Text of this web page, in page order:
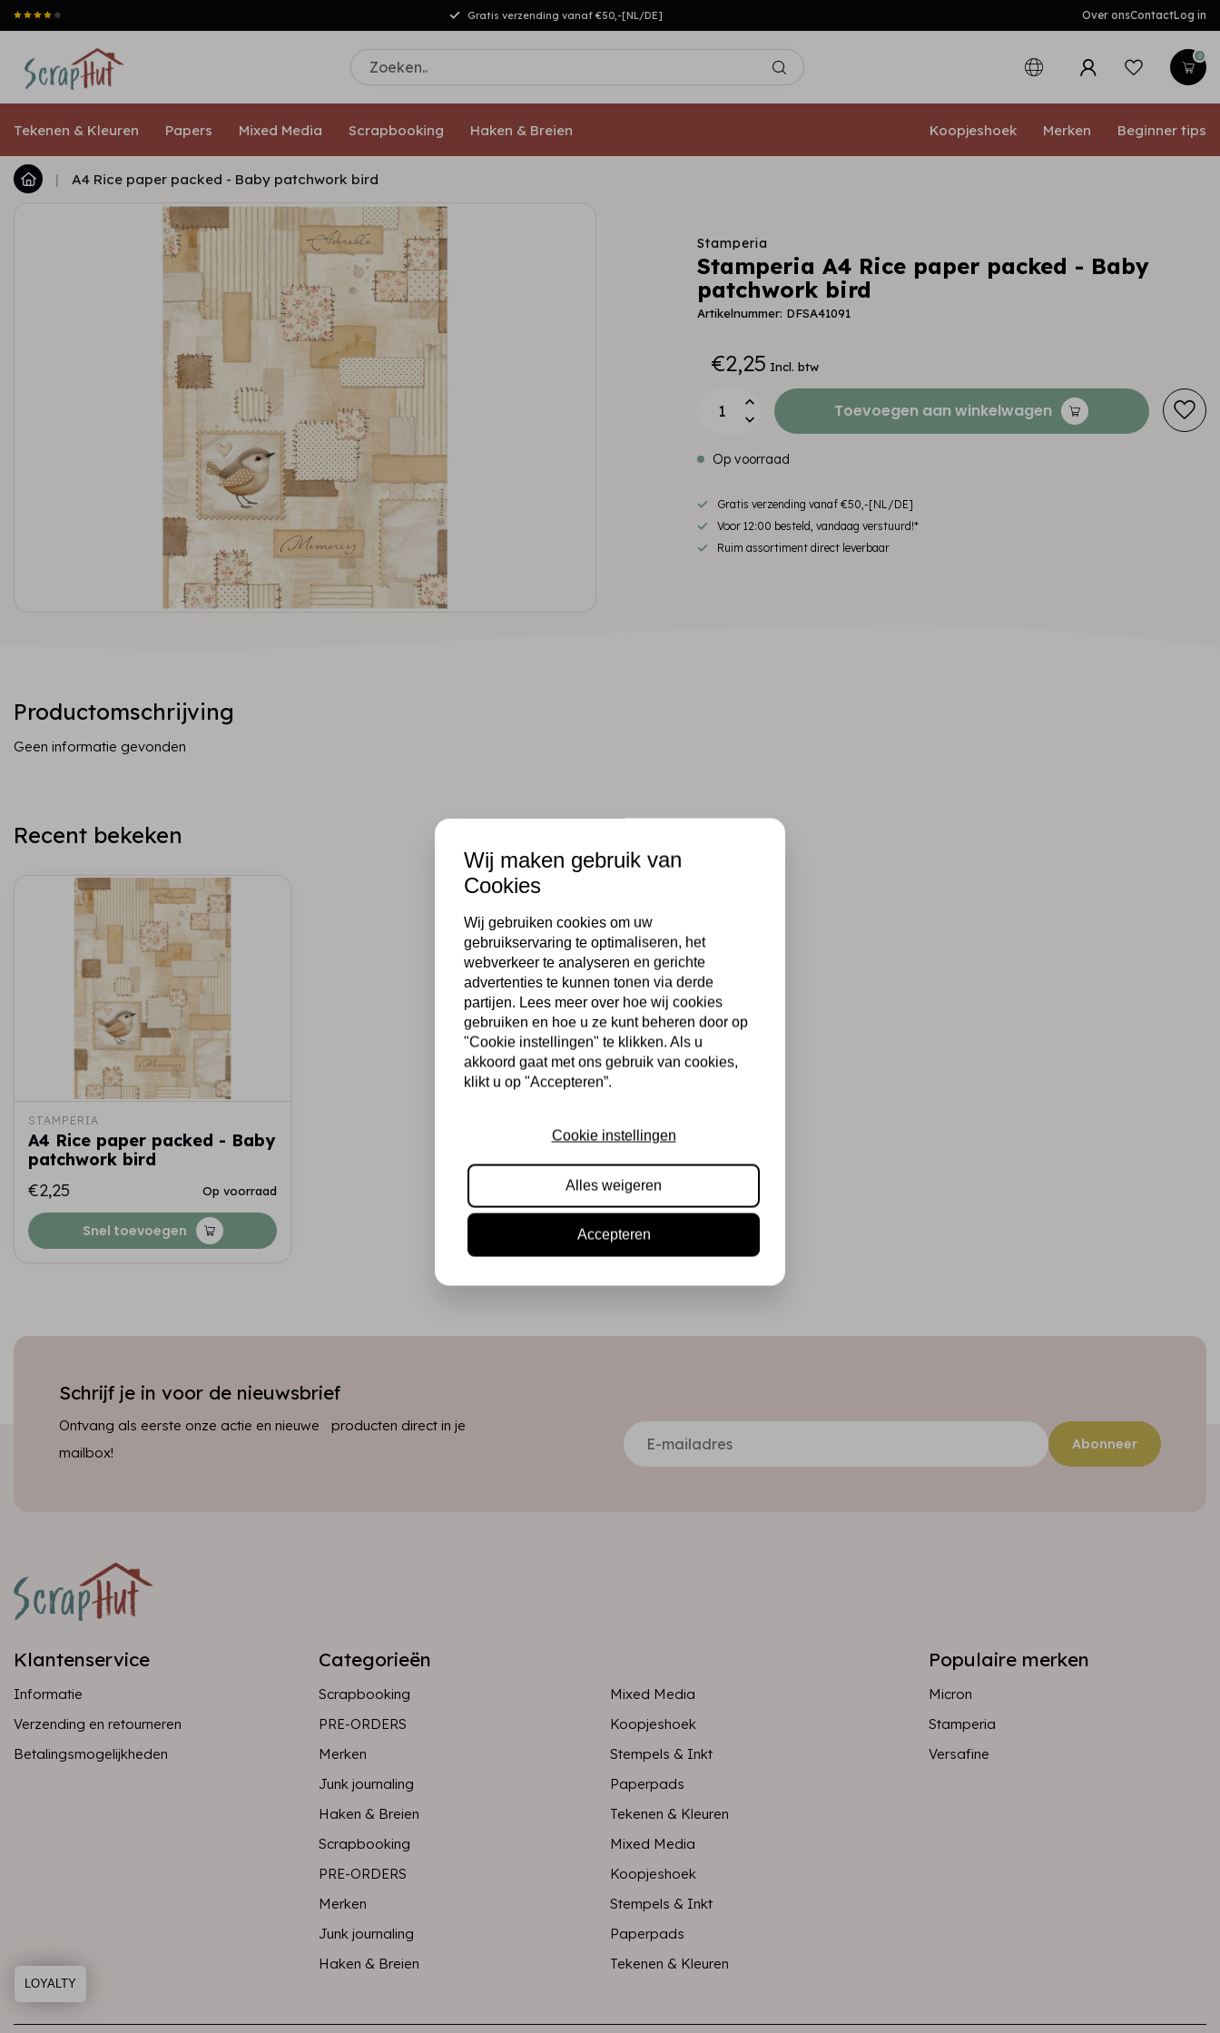
Gratis verzending vanaf €50,-[NL/DE] Over onsContactLog in
0
Tekenen & Kleuren Papers Mixed Media Scrapbooking Haken & Breien Koopjeshoek Merken Beginner tips
| A4 Rice paper packed - Baby patchwork bird
Stamperia
Stamperia A4 Rice paper packed - Baby
patchwork bird
Artikelnummer: DFSA41091
€2,25 Incl. btw
Toevoegen aan winkelwagen
Op voorraad
Gratis verzending vanaf €50,-[NL/DE]
Voor 12:00 besteld, vandaag verstuurd!*
Ruim assortiment direct leverbaar
Productomschrijving
Geen informatie gevonden
Recent bekeken
STAMPERIA
A4 Rice paper packed - Baby
patchwork bird
€2,25
Op voorraad
Snel toevoegen
Schrijf je in voor de nieuwsbrief
Ontvang als eerste onze actie en nieuwe producten direct in je
mailbox!
Abonneer
Klantenservice
Informatie
Verzending en retourneren
Betalingsmogelijkheden
Categorieën
Scrapbooking
Mixed Media
PRE-ORDERS
Koopjeshoek
Merken
Stempels & Inkt
Junk journaling
Paperpads
Haken & Breien
Tekenen & Kleuren
Scrapbooking
Mixed Media
PRE-ORDERS
Koopjeshoek
Merken
Stempels & Inkt
Junk journaling
Paperpads
Haken & Breien
Tekenen & Kleuren
Populaire merken
Micron
Stamperia
Versafine
Wij maken gebruik van
Cookies
Wij gebruiken cookies om uw
gebruikservaring te optimaliseren, het
webverkeer te analyseren en gerichte
advertenties te kunnen tonen via derde
partijen. Lees meer over hoe wij cookies
gebruiken en hoe u ze kunt beheren door op
"Cookie instellingen" te klikken. Als u
akkoord gaat met ons gebruik van cookies,
klikt u op "Accepteren”.
Cookie instellingen
Alles weigeren
Accepteren
LOYALTY